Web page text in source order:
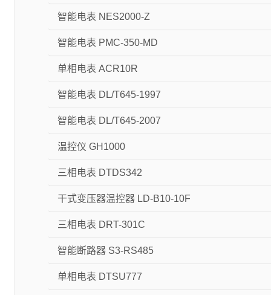
智能电表 NES2000-Z
智能电表 PMC-350-MD
单相电表 ACR10R
智能电表 DL/T645-1997
智能电表 DL/T645-2007
温控仪 GH1000
三相电表 DTDS342
干式变压器温控器 LD-B10-10F
三相电表 DRT-301C
智能断路器 S3-RS485
单相电表 DTSU777